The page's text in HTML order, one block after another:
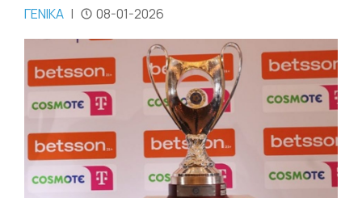
ΓΕΝΙΚΑ | 08-01-2026